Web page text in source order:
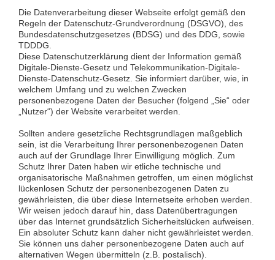
Die Datenverarbeitung dieser Webseite erfolgt gemäß den
Regeln der Datenschutz-Grundverordnung (DSGVO), des
Bundesdatenschutzgesetzes (BDSG) und des DDG, sowie
TDDDG.
Diese Datenschutzerklärung dient der Information gemäß
Digitale-Dienste-Gesetz und Telekommunikation-Digitale-
Dienste-Datenschutz-Gesetz. Sie informiert darüber, wie, in
welchem Umfang und zu welchen Zwecken
personenbezogene Daten der Besucher (folgend „Sie“ oder
„Nutzer“) der Website verarbeitet werden.
Sollten andere gesetzliche Rechtsgrundlagen maßgeblich
sein, ist die Verarbeitung Ihrer personenbezogenen Daten
auch auf der Grundlage Ihrer Einwilligung möglich. Zum
Schutz Ihrer Daten haben wir etliche technische und
organisatorische Maßnahmen getroffen, um einen möglichst
lückenlosen Schutz der personenbezogenen Daten zu
gewährleisten, die über diese Internetseite erhoben werden.
Wir weisen jedoch darauf hin, dass Datenübertragungen
über das Internet grundsätzlich Sicherheitslücken aufweisen.
Ein absoluter Schutz kann daher nicht gewährleistet werden.
Sie können uns daher personenbezogene Daten auch auf
alternativen Wegen übermitteln (z.B. postalisch).